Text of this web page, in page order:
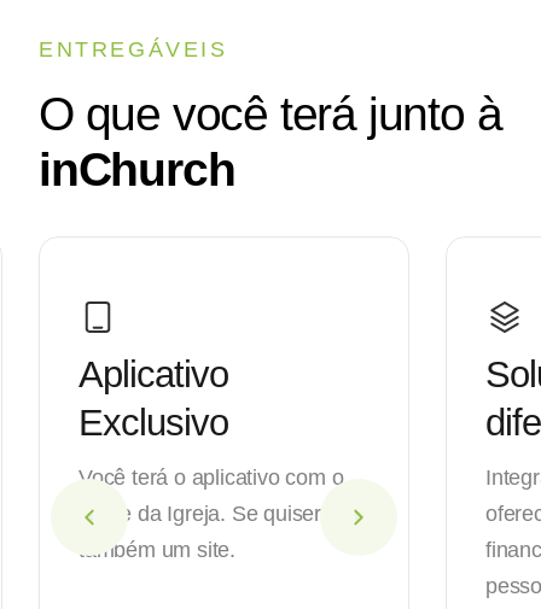
ENTREGÁVEIS
O que você terá junto à
inChurch
Aplicativo
Exclusivo
Você terá o aplicativo com o
nome da Igreja. Se quiser,
também um site.